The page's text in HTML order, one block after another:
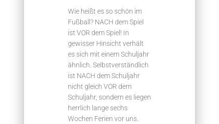
Wie heißt es so schön im
Fußball? NACH dem Spiel
ist VOR dem Spiel! In
gewisser Hinsicht verhält
es sich mit einem Schuljahr
ähnlich. Selbstverständlich
ist NACH dem Schuljahr
nicht gleich VOR dem
Schuljahr, sondern es liegen
herrlich lange sechs
Wochen Ferien vor uns.